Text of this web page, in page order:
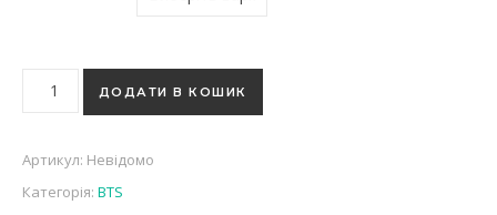
K-pop альбом J-Hope - Jack In The Box (Weverse альбом)
ДОДАТИ В КОШИК
Артикул: Невідомо
Категорія: BTS